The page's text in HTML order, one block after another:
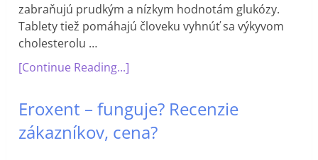
zabraňujú prudkým a nízkym hodnotám glukózy.
Tablety tiež pomáhajú človeku vyhnúť sa výkyvom
cholesterolu …
[Continue Reading...]
Eroxent – funguje? Recenzie
zákazníkov, cena?